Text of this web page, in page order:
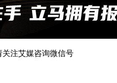
注艾媒咨询微信号